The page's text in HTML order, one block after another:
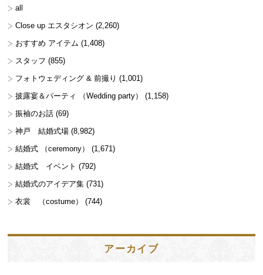
all
Close up エスタシオン (2,260)
おすすめ アイテム (1,408)
スタッフ (855)
フォトウェディング & 前撮り (1,001)
披露宴＆パーティ （Wedding party）
(1,158)
振袖のお話 (69)
神戸 結婚式場 (8,982)
結婚式 （ceremony）
(1,671)
結婚式 イベント (792)
結婚式のアイデア集 (731)
衣裳 （costume）
(744)
アーカイブ